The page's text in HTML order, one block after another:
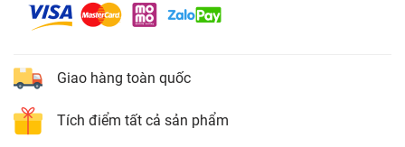
Giao hàng toàn quốc
Tích điểm tất cả sản phẩm